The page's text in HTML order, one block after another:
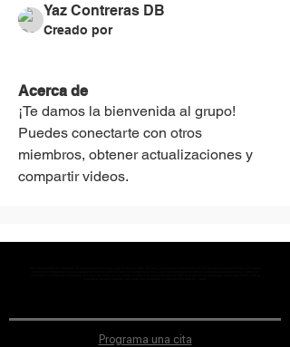
Yaz Contreras DB
Creado por
Acerca de
¡Te damos la bienvenida al grupo!
Puedes conectarte con otros
miembros, obtener actualizaciones y
compartir videos.
Programa una cita